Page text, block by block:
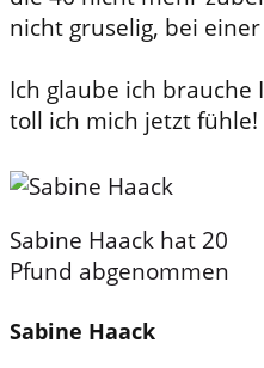
nicht gruselig, bei
Ich glaube ich brauche
toll ich mich jetzt fühle!
Sabine Haack hat 20
Pfund abgenommen
Sabine Haack